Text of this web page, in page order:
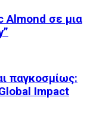
Almond σε μια
παγκοσμίως:
Impact